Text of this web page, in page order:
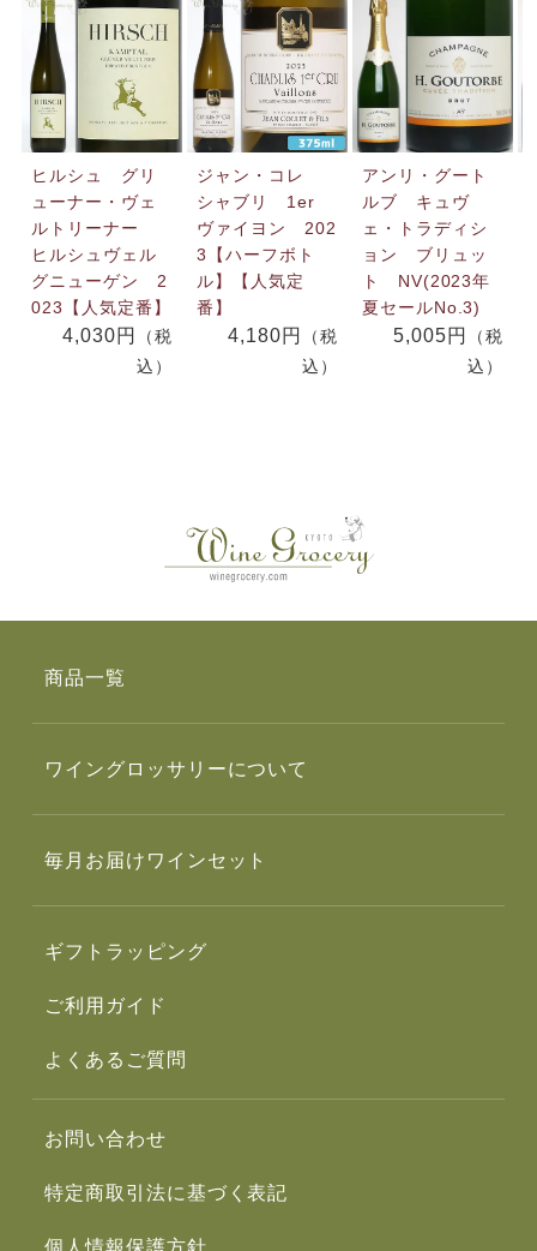
ヒルシュ グリ
ューナー・ヴェ
ルトリーナー
ヒルシュヴェル
グニューゲン 2
023【人気定番】
4,030円
（税
込）
ジャン・コレ
シャブリ 1er
ヴァイヨン 202
3【ハーフボト
ル】【人気定
番】
4,180円
（税
込）
アンリ・グート
ルブ キュヴ
ェ・トラディシ
ョン ブリュッ
ト NV(2023年
夏セールNo.3)
5,005円
（税
込）
商品一覧
ワイングロッサリーについて
毎月お届けワインセット
ギフトラッピング
ご利用ガイド
よくあるご質問
お問い合わせ
特定商取引法に基づく表記
個人情報保護方針